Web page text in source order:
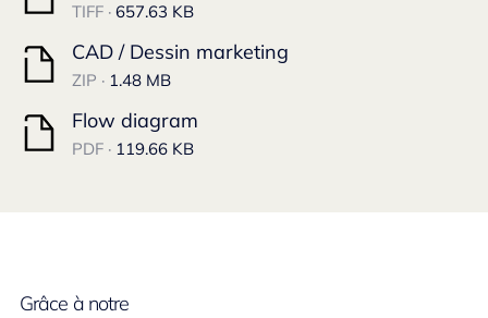
TIFF · 657.63 KB
CAD / Dessin marketing
ZIP · 1.48 MB
Flow diagram
PDF · 119.66 KB
Grâce à notre